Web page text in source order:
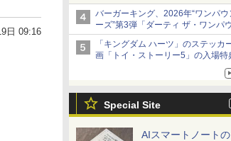
付き
Netflixから公式回答あり
バーガーキング、2026年“ワンパウ
ーズ”第3弾「ダーティ ザ・ワンパ
8月7日発売
「特製ガーリックマヨソース」を
型チーズバーガー
「キングダム ハーツ」のステッカ
画「トイ・ストーリー5」の入場特
本日8月7日より先着・数量限定で
Special Site
AIスマートノートの
日 09:16